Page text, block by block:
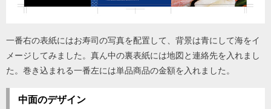
一番右の表紙にはお寿司の写真を配置して、背景は青にして海をイ
メージしてみました。真ん中の裏表紙には地図と連絡先を入れまし
た。巻き込まれる一番左には単品商品の金額を入れました。
中面のデザイン